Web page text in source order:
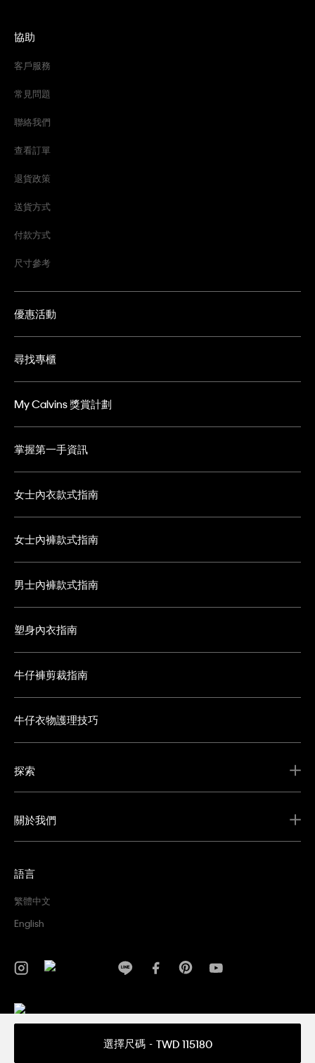
選擇尺碼 TWD 115180
協助
客戶服務
常見問題
聯絡我們
查看訂單
退貨政策
送貨方式
付款方式
尺寸參考
優惠活動
尋找專櫃
My Calvins 獎賞計劃
掌握第一手資訊
女士內衣款式指南
女士內褲款式指南
男士內褲款式指南
塑身內衣指南
牛仔褲剪裁指南
牛仔衣物護理技巧
探索
關於我們
語言
繁體中文
English
條款及細則